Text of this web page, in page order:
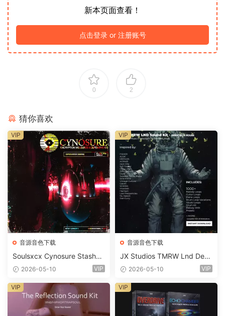
新本页面查看！
点击登录 or 注册账号
0 2
猜你喜欢
音源音色下载
Soulsxcx Cynosure Stashkit
WAV MiDi FST-FANTASTiC
2026-05-10 VIP
VIP
音源音色下载
JX Studios TMRW Lnd Dee
p And Tech House Sound Ki
ets-FANTASTiC
2026-05-10 VIP
VIP
VIP VIP